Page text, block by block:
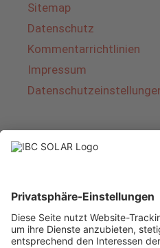
Sitemap
Datenschutz
Kommentarrichtlinien
Impressum
Über IBC SOLAR
von Energielösungen und
Bereich Photovoltaik und
Unternehmen bietet